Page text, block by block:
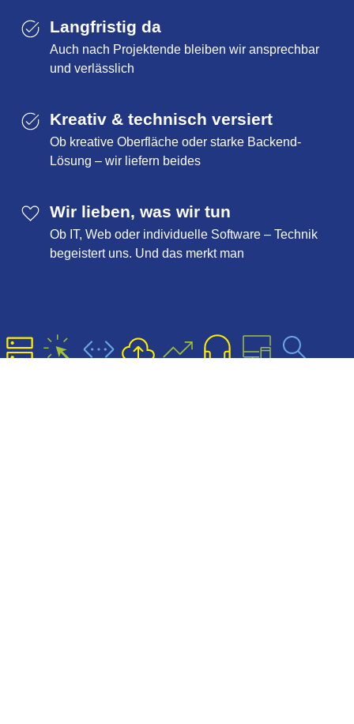
Langfristig da
Auch nach Projektende bleiben wir ansprechbar
und verlässlich
Kreativ & technisch versiert
Ob kreative Oberfläche oder starke Backend-
Lösung – wir liefern beides
Wir lieben, was wir tun
Ob IT, Web oder individuelle Software – Technik
begeistert uns. Und das merkt man